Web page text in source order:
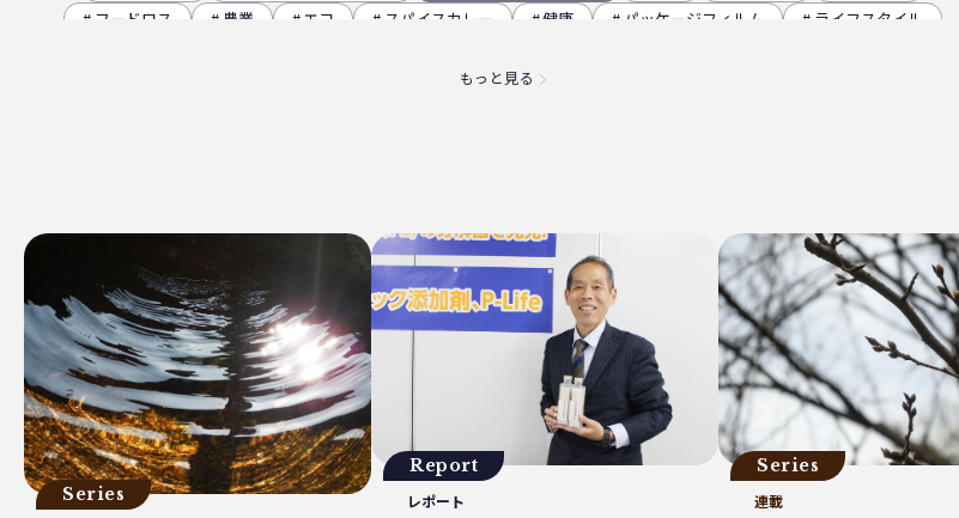
フードロス
農業 エコ スパイスカレー 健康 パッケージフィルム
ライフスタイル
香川県 イベント
地球温暖化 ツキノワグマ 日本印刷産業連合会 漁業
乳白フィルム
RPF
魚沼ライス 日本航空 ゴミ0 瀬戸内国際芸術祭 ナフサ不足
研究
プラスチックを自然に還す
18μm 豊島 小豆島 インキ削減
ノンソルベントラミネート
砕石業
3R+Renewable 豊島問題 WWF ジャパン 居酒屋 ウミガメ
有明浜
サステナブルフード
バイオプラスチック プラスチック削減 CFP 令和の米騒動
ZERO WASTE
廃プラ
材質マーク 焼肉 プラスチック資源循環戦略 低炭素 うどん
廃棄問題
エネルギー
東洋インキ 牡蠣カレー バイオマスレジン南魚沼
マイクロプラスチック
マテリアルリサイクル
CO2排出 農地再生 カニ殻 林業 精米 GPTY
えらぼう。フェア
廃棄物利用
株式会社パブリック 里山
もっと見る
Series
Report
レポート
Series
連載